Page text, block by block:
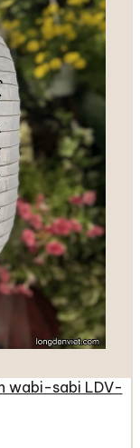
wabi-sabi LDV-